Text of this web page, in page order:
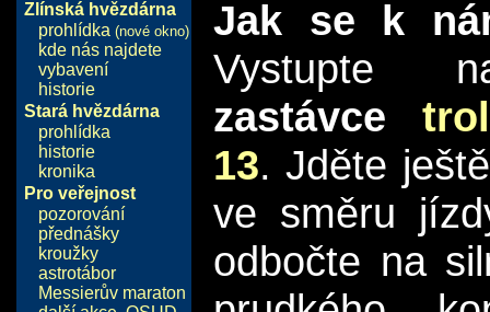
Zlínská hvězdárna
prohlídka (nové okno)
kde nás najdete
vybavení
historie
Stará hvězdárna
prohlídka
historie
kronika
Pro veřejnost
pozorování
přednášky
kroužky
astrotábor
Messierův maraton
Jak se k
zastávce
13. Jděte
ve směru
odbočte na